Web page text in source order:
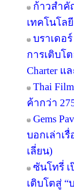
ก้าวสำคั
เทคโนโล
บราเดอ
การเติบโ
Charter แ
Thai
ค้ากว่า
Gems
บอกเล่าเ
เลี่ยน)
ซันโทรี่ เ
เติบโตสู่